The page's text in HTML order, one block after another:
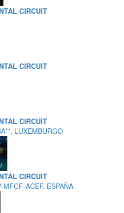
CIRCUIT
CIRCUIT
CIRCUIT
LUXEMBURGO
CIRCUIT
MFCF-ACEF, ESPAÑA